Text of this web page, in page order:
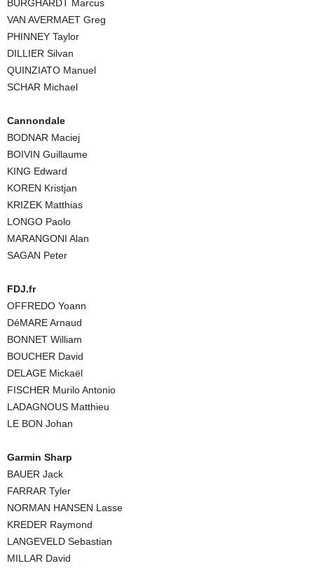
BURGHARDT Marcus
VAN AVERMAET Greg
PHINNEY Taylor
DILLIER Silvan
QUINZIATO Manuel
SCHAR Michael
Cannondale
BODNAR Maciej
BOIVIN Guillaume
KING Edward
KOREN Kristjan
KRIZEK Matthias
LONGO Paolo
MARANGONI Alan
SAGAN Peter
FDJ.fr
OFFREDO Yoann
DéMARE Arnaud
BONNET William
BOUCHER David
DELAGE Mickaël
FISCHER Murilo Antonio
LADAGNOUS Matthieu
LE BON Johan
Garmin Sharp
BAUER Jack
FARRAR Tyler
NORMAN HANSEN Lasse
KREDER Raymond
LANGEVELD Sebastian
MILLAR David